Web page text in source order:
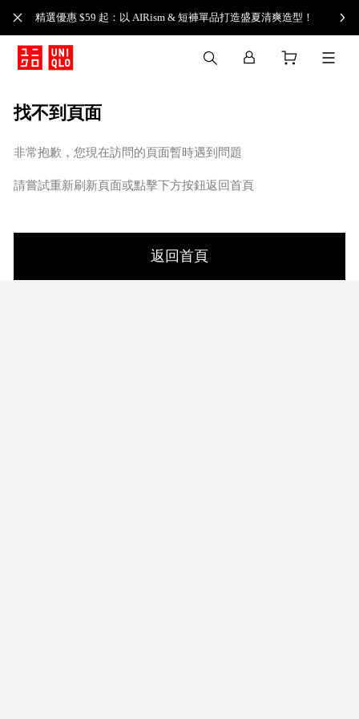
精選優惠 $59 起：以 AIRism & 短褲單品打造盛夏清爽造型！
找不到頁面
非常抱歉，您現在訪問的頁面暫時遇到問題
請嘗試重新刷新頁面或點擊下方按鈕返回首頁
返回首頁